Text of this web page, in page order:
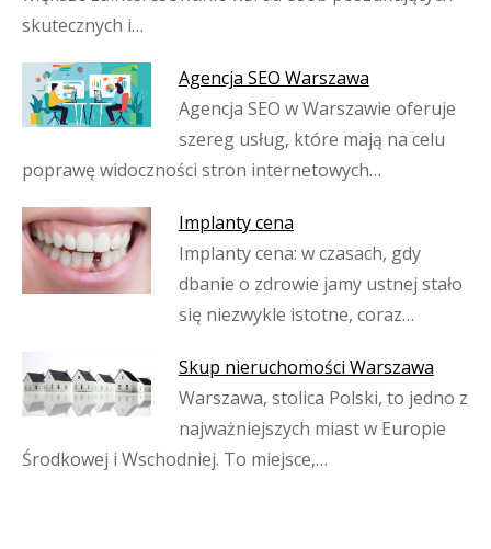
skutecznych i…
Agencja SEO Warszawa
Agencja SEO w Warszawie oferuje
szereg usług, które mają na celu
poprawę widoczności stron internetowych…
Implanty cena
Implanty cena: w czasach, gdy
dbanie o zdrowie jamy ustnej stało
się niezwykle istotne, coraz…
Skup nieruchomości Warszawa
Warszawa, stolica Polski, to jedno z
najważniejszych miast w Europie
Środkowej i Wschodniej. To miejsce,…